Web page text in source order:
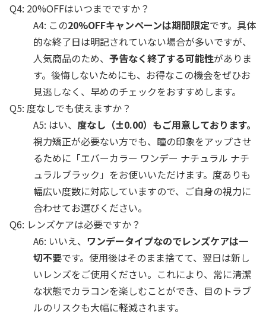
Q4: 20%OFFはいつまでですか？
A4: この20%OFFキャンペーンは期間限定です。具体
的な終了日は明記されていない場合が多いですが、
人気商品のため、 予告なく終了する可能性がありま
す。後悔しないためにも、お得なこの機会をぜひお
見逃しなく、早めのチェックをおすすめします。
Q5: 度なしでも使えますか？
A5: はい、 度なし（±0.00）もご用意しております。
視力矯正が必要ない方でも、瞳の印象をアップさせ
るために「エバーカラー ワンデー ナチュラル ナチ
ュラルブラック」をお使いいただけます。度ありも
幅広い度数に対応していますので、ご自身の視力に
合わせてお選びください。
Q6: レンズケアは必要ですか？
A6: いいえ、 ワンデータイプなのでレンズケアは一
切不要です。使用後はそのまま捨てて、翌日は新し
いレンズをご使用ください。これにより、常に清潔
な状態でカラコンを楽しむことができ、目のトラブ
ルのリスクも大幅に軽減されます。